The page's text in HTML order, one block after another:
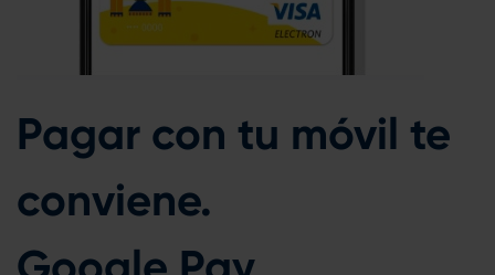
Pagar con tu móvil te
conviene.